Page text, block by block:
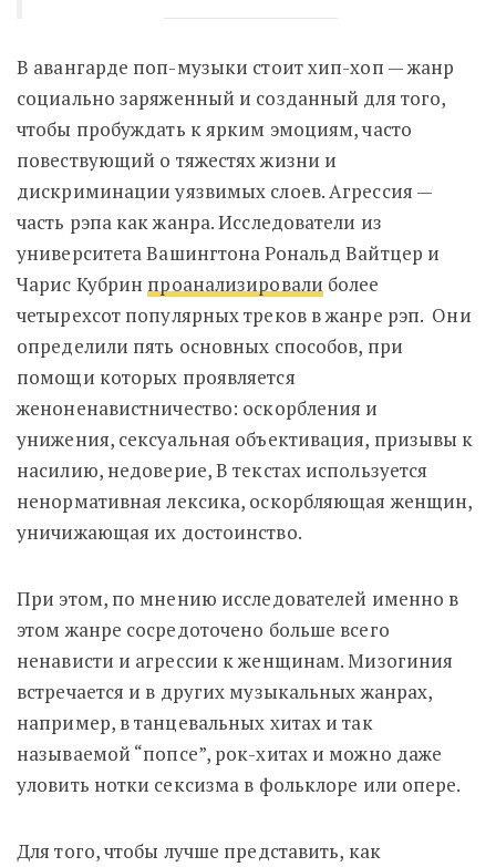
В авангарде поп-музыки стоит хип-хоп — жанр
социально заряженный и созданный для того,
чтобы пробуждать к ярким эмоциям, часто
повествующий о тяжестях жизни и
дискриминации уязвимых слоев. Агрессия —
часть рэпа как жанра. Исследователи из
университета Вашингтона Рональд Вайтцер и
Чарис Кубрин проанализировали более
четырехсот популярных треков в жанре рэп. Они
определили пять основных способов, при
помощи которых проявляется
женоненавистничество: оскорбления и
унижения, сексуальная объективация, призывы к
насилию, недоверие, В текстах используется
ненормативная лексика, оскорбляющая женщин,
уничижающая их достоинство.
При этом, по мнению исследователей именно в
этом жанре сосредоточено больше всего
ненависти и агрессии к женщинам. Мизогиния
встречается и в других музыкальных жанрах,
например, в танцевальных хитах и так
называемой “попсе”, рок-хитах и можно даже
уловить нотки сексизма в фольклоре или опере.
Для того, чтобы лучше представить, как